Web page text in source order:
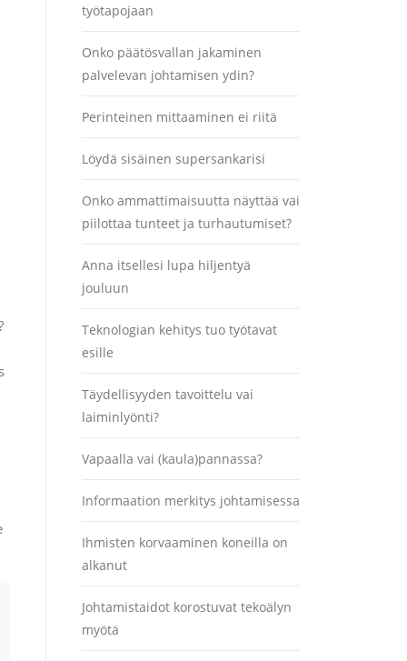
työtapojaan
Onko päätösvallan jakaminen
palvelevan johtamisen ydin?
Perinteinen mittaaminen ei riitä
Löydä sisäinen supersankarisi
Onko ammattimaisuutta näyttää vai
piilottaa tunteet ja turhautumiset?
Anna itsellesi lupa hiljentyä
jouluun
Teknologian kehitys tuo työtavat
esille
Täydellisyyden tavoittelu vai
laiminlyönti?
Vapaalla vai (kaula)pannassa?
Informaation merkitys johtamisessa
Ihmisten korvaaminen koneilla on
alkanut
Johtamistaidot korostuvat tekoälyn
myötä